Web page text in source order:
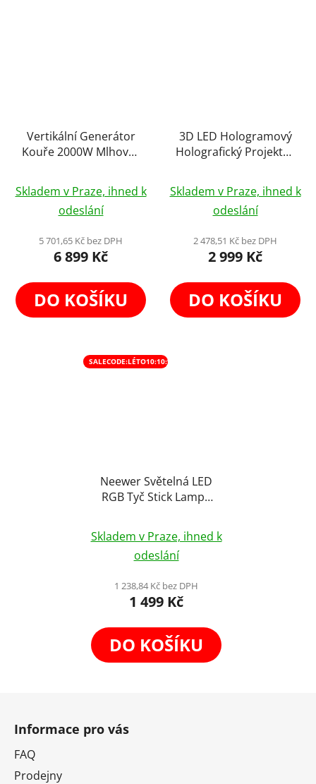
Vertikální Generátor
Kouře 2000W Mlhovač
Osvětlením + Dálkové
Ovládání a DMX
Skladem v Praze, ihned k
odeslání
5 701,65 Kč bez DPH
6 899 Kč
DO KOŠÍKU
3D LED Hologramový
Holografický Projektor
Reklamní Poutač Fan
hodnocení
produktu
je
4,5
5
hvězdiček.
Skladem v Praze, ihned k
odeslání
2 478,51 Kč bez DPH
2 999 Kč
DO KOŠÍKU
SALECODE:LÉTO10:10:%
Neewer Světelná LED
RGB Tyč Stick Lampa
Skladem v Praze, ihned k
odeslání
1 238,84 Kč bez DPH
1 499 Kč
DO KOŠÍKU
Informace pro vás
FAQ
Prodejny